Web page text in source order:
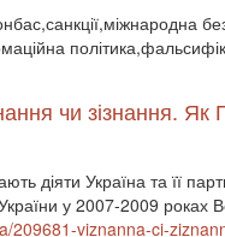
чи зізнання. Як
діяти Україна та її
у 2007-2009 роках
209681-viznanna-ci-